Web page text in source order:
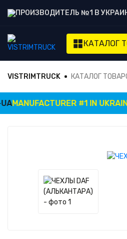
ПРОИЗВОДИТЕЛЬ №1 В
КАТАЛОГ
VISTRIMTRUCK КАТАЛОГ
#1 IN UKRAINE